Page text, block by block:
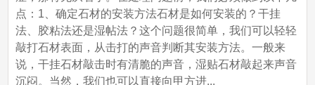
点：1、确定石材的安装方法石材是如何安装的？干挂
法、胶粘法还是湿帖法？这个问题很简单，我们可以轻轻
敲打石材表面，从击打的声音判断其安装方法。一般来
说，干挂石材敲击时有清脆的声音，湿贴石材敲起来声音
沉闷。当然，我们也可以直接向甲方进...